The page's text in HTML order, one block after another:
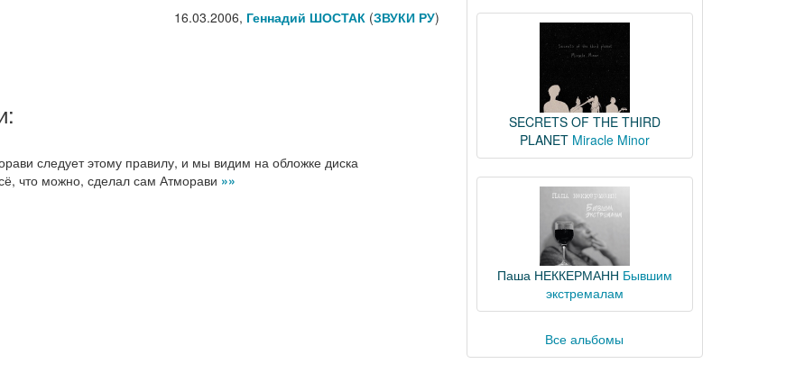
16.03.2006, Геннадий ШОСТАК(ЗВУКИ РУ)
следует этому правилу, и мы видим на обложке диска
что можно, сделал сам Атморави »»
SECRETS OF THE THIRD
PLANET Miracle Minor
Паша НЕККЕРМАНН Бывшим
экстремалам
Все альбомы